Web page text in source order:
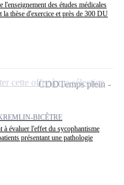
des études médicales
thèse d'exercice et près de 300 DU
BICÊTRE
évaluer l'effet du sycophantisme
présentant une pathologie
CDDTemps plein
cette offre à ma sélection